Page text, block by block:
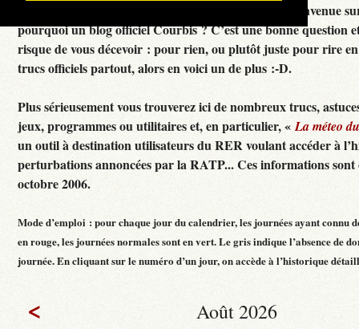
Courbis, « LE » Blog Officiel - je vous souhaite la bienvenue
pourquoi un blog officiel Courbis ? C’est une bonne question
risque de vous décevoir : pour rien, ou plutôt juste pour rire
trucs officiels partout, alors en voici un de plus :-D.
Plus sérieusement vous trouverez ici de nombreux trucs,
jeux, programmes ou utilitaires et, en particulier, «La méteo
un outil à destination utilisateurs du RER voulant accéder à
perturbations annoncées par la RATP... Ces informations sont
octobre 2006.
Mode d’emploi : pour chaque jour du calendrier, les journées ayant connu
en rouge, les journées normales sont en vert. Le gris indique l’absence de
journée. En cliquant sur le numéro d’un jour, on accède à l’historique
< Août 2026